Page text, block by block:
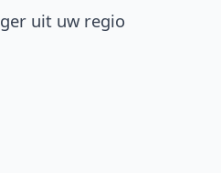
uit uw regio